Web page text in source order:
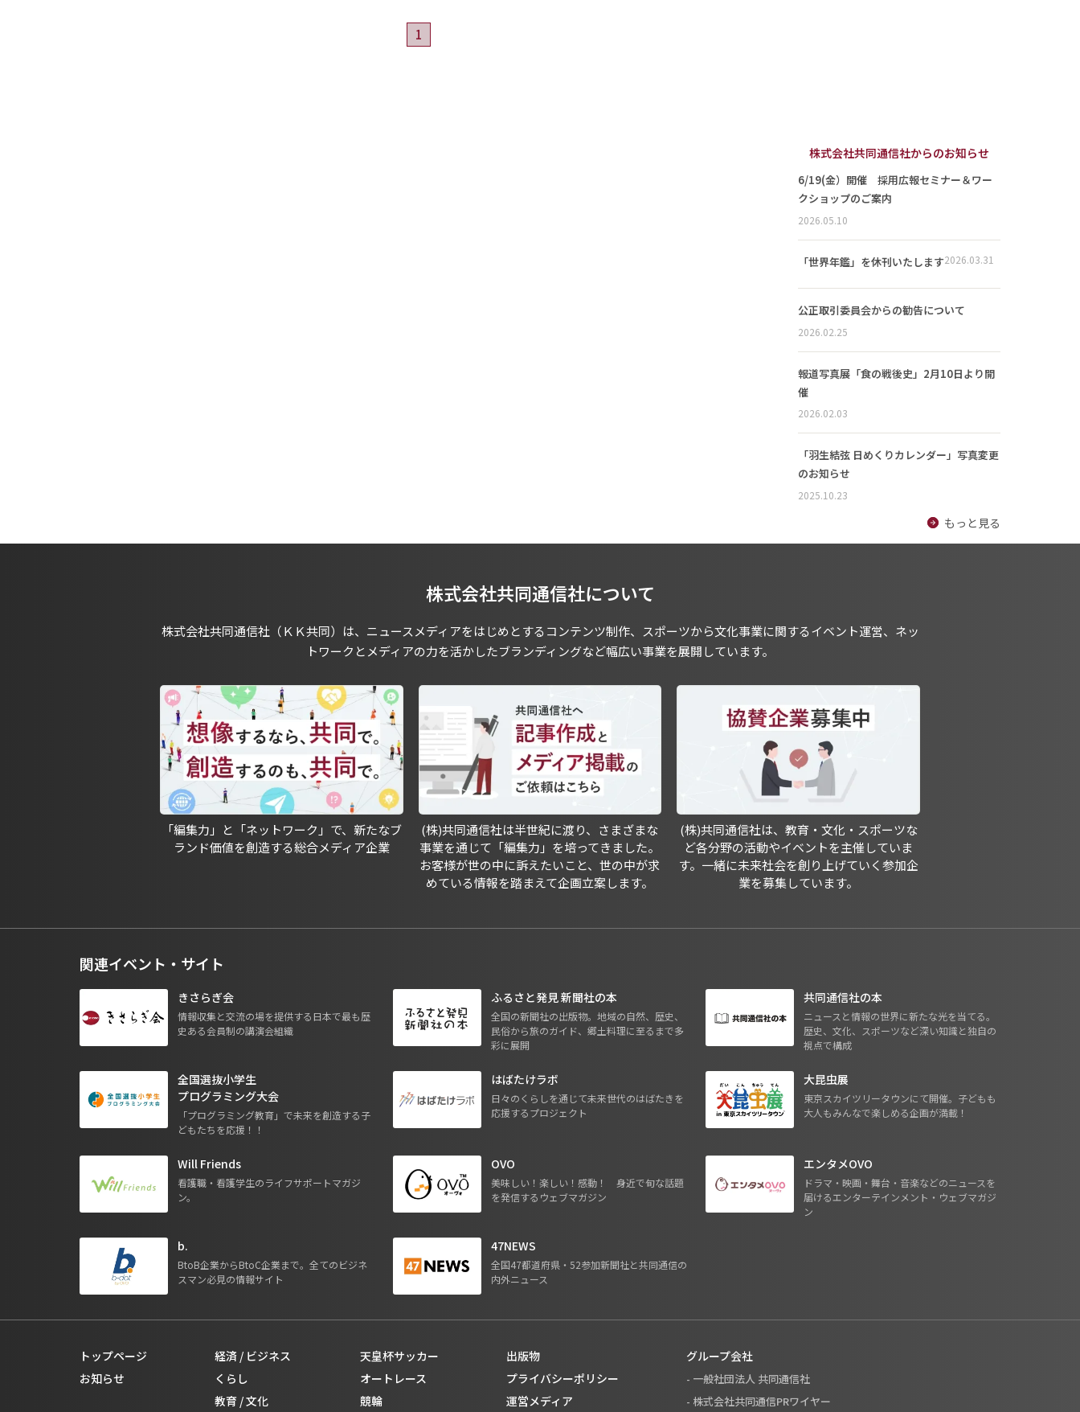
1
株式会社共同通信社からのお知らせ
6/19(金）開催 採用広報セミナー＆ワー
クショップのご案内
2026.05.10
「世界年鑑」を休刊いたします2026.03.31
公正取引委員会からの勧告について
2026.02.25
報道写真展「食の戦後史」2月10日より開
催
2026.02.03
「羽生結弦 日めくりカレンダー」写真変更
のお知らせ
2025.10.23
もっと見る
株式会社共同通信社について
株式会社共同通信社（ＫＫ共同）は、ニュースメディアをはじめとするコンテンツ制作、スポーツから文化事業に関するイベント運営、ネッ
トワークとメディアの力を活かしたブランディングなど幅広い事業を展開しています。
「編集力」と「ネットワーク」で、新たなブ
ランド価値を創造する総合メディア企業
(株)共同通信社は半世紀に渡り、さまざまな
事業を通じて「編集力」を培ってきました。
お客様が世の中に訴えたいこと、世の中が求
めている情報を踏まえて企画立案します。
(株)共同通信社は、教育・文化・スポーツな
ど各分野の活動やイベントを主催していま
す。一緒に未来社会を創り上げていく参加企
業を募集しています。
関連イベント・サイト
きさらぎ会
情報収集と交流の場を提供する日本で最も歴
史ある会員制の講演会組織
ふるさと発見 新聞社の本
全国の新聞社の出版物。地域の自然、歴史、
民俗から旅のガイド、郷土料理に至るまで多
彩に展開
共同通信社の本
ニュースと情報の世界に新たな光を当てる。
歴史、文化、スポーツなど深い知識と独自の
視点で構成
全国選抜小学生
プログラミング大会
「プログラミング教育」で未来を創造する子
どもたちを応援！！
はばたけラボ
日々のくらしを通じて未来世代のはばたきを
応援するプロジェクト
大昆虫展
東京スカイツリータウンにて開催。子どもも
大人もみんなで楽しめる企画が満載！
Will Friends
看護職・看護学生のライフサポートマガジ
ン。
OVO
美味しい！楽しい！感動！ 身近で旬な話題
を発信するウェブマガジン
エンタメOVO
ドラマ・映画・舞台・音楽などのニュースを
届けるエンターテインメント・ウェブマガジ
ン
b.
BtoB企業からBtoC企業まで。全てのビジネ
スマン必見の情報サイト
47NEWS
全国47都道府県・52参加新聞社と共同通信の
内外ニュース
トップページ
お知らせ
経済 / ビジネス
くらし
教育 / 文化
天皇杯サッカー
オートレース
競輪
出版物
プライバシーポリシー
運営メディア
グループ会社
- 一般社団法人 共同通信社
- 株式会社共同通信PRワイヤー